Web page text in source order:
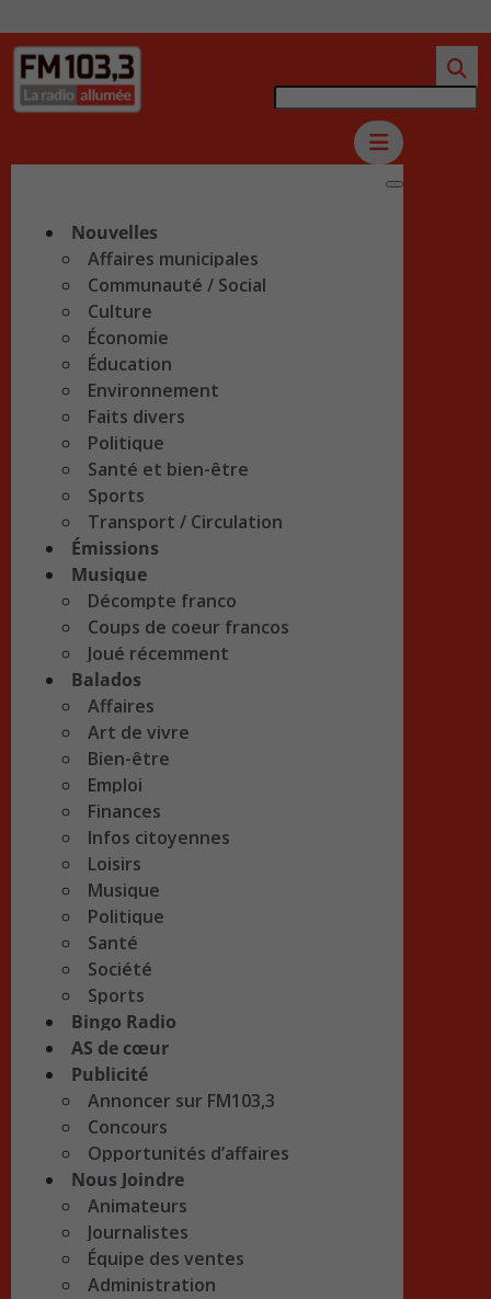
Nouvelles
Affaires municipales
Communauté / Social
Culture
Économie
Éducation
Environnement
Faits divers
Politique
Santé et bien-être
Sports
Transport / Circulation
Émissions
Musique
Décompte franco
Coups de coeur francos
Joué récemment
Balados
Affaires
Art de vivre
Bien-être
Emploi
Finances
Infos citoyennes
Loisirs
Musique
Politique
Santé
Société
Sports
Bingo Radio
AS de cœur
Publicité
Annoncer sur FM103,3
Concours
Opportunités d’affaires
Nous Joindre
Animateurs
Journalistes
Équipe des ventes
Administration